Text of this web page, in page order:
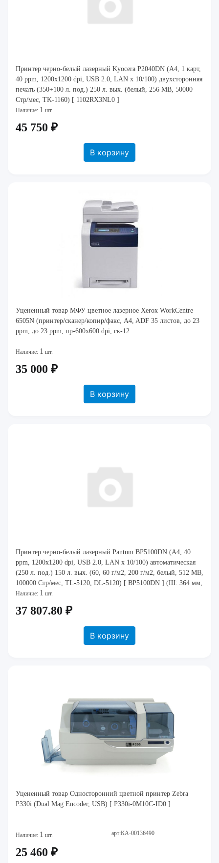
Принтер черно-белый лазерный Kyocera P2040DN (A4, 1 карт,
40 ppm, 1200x1200 dpi, USB 2.0, LAN x 10/100) двухсторонняя
печать (350+100 л. под.) 250 л. вых. (белый, 256 MB, 50000
Стр/мес, TK-1160) [ 1102RX3NL0 ]
Наличие: 1 шт.
45 750 ₽
В корзину
Уцененный товар МФУ цветное лазерное Xerox WorkCentre
6505N (принтер/сканер/копир/факс, A4, ADF 35 листов, до 23
ppm, до 23 ppm, пр-600х600 dpi, ск-12
Наличие: 1 шт.
35 000 ₽
В корзину
Принтер черно-белый лазерный Pantum BP5100DN (A4, 40
ppm, 1200x1200 dpi, USB 2.0, LAN x 10/100) автоматическая
(250 л. под.) 150 л. вых. (60, 60 г/м2, 200 г/м2, белый, 512 MB,
100000 Стр/мес, TL-5120, DL-5120) [ BP5100DN ] (Ш: 364 мм,
В: 257 мм, Г: 344 мм
Наличие: 1 шт.
37 807.80 ₽
В корзину
Уцененный товар Односторонний цветной принтер Zebra
P330i (Dual Mag Encoder, USB) [ P330i-0M10C-ID0 ]
Наличие: 1 шт. арт:КА-00136490
25 460 ₽